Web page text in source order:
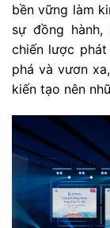
bền vững làm
sự đồng hành,
chiến lược
phá và vươn
kiến tạo nên